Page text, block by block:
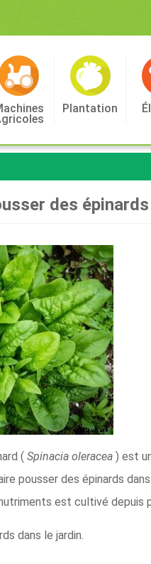
Plantation
des
( Spinacia oleracea ) est
pousser des épinards
est cultivé depuis
dans le jardin.